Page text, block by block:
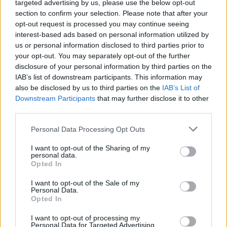
targeted advertising by us, please use the below opt-out
section to confirm your selection. Please note that after your
opt-out request is processed you may continue seeing
interest-based ads based on personal information utilized by
us or personal information disclosed to third parties prior to
your opt-out. You may separately opt-out of the further
disclosure of your personal information by third parties on the
IAB’s list of downstream participants. This information may
also be disclosed by us to third parties on the IAB’s List of
Downstream Participants that may further disclose it to other
Personal Data Processing Opt Outs
I want to opt-out of the Sharing of my
personal data.
Opted In
I want to opt-out of the Sale of my
Personal Data.
Opted In
I want to opt-out of processing my
Personal Data for Targeted Advertising.
Susiję straipsniai
Milano
mados
savaitė:
„Missoni“
paprastumu
Nuolat prabangią eleganciją diktavęs